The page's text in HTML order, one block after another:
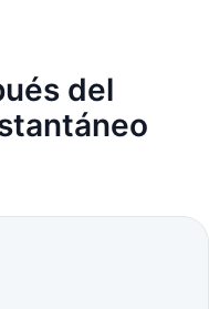
del